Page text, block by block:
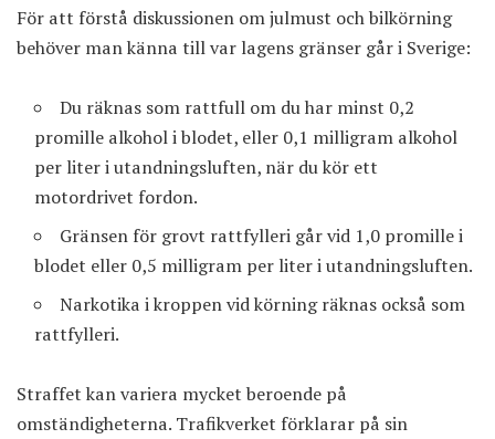
För att förstå diskussionen om julmust och bilkörning
behöver man känna till var lagens gränser går i Sverige:
Du räknas som rattfull om du har minst 0,2
promille alkohol i blodet, eller 0,1 milligram alkohol
per liter i utandningsluften, när du kör ett
motordrivet fordon.
Gränsen för grovt rattfylleri går vid 1,0 promille i
blodet eller 0,5 milligram per liter i utandningsluften.
Narkotika i kroppen vid körning räknas också som
rattfylleri.
Straffet kan variera mycket beroende på
omständigheterna. Trafikverket förklarar på sin